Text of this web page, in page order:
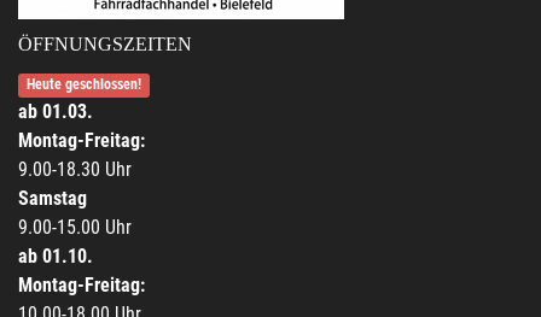
ÖFFNUNGSZEITEN
Heute geschlossen!
ab 01.03.
Montag-Freitag:
9.00-18.30 Uhr
Samstag
9.00-15.00 Uhr
ab 01.10.
Montag-Freitag: